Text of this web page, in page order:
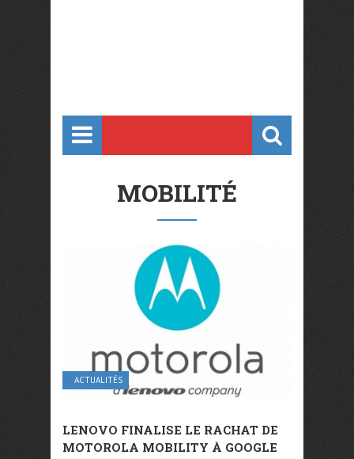
MOBILITÉ
ACTUALITÉS
LENOVO FINALISE LE RACHAT DE
MOTOROLA MOBILITY À GOOGLE